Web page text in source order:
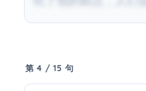
第 4 / 15 句